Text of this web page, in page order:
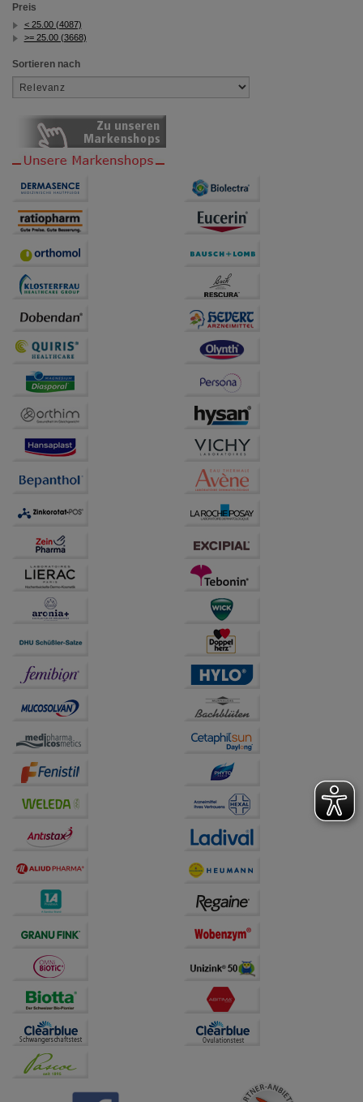
Preis
< 25.00 (4087)
>= 25.00 (3668)
Sortieren nach